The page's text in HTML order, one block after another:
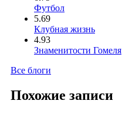
Футбол
5.69
Клубная жизнь
4.93
Знаменитости Гомеля
Все блоги
Похожие записи